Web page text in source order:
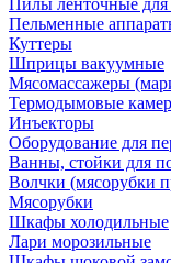
Пилы ленточные для
Пельменные
Куттеры
Шприцы вакуумные
Мясомассажеры
Термодымовые
Инъекторы
Оборудование для
Ванны, стойки для
Волчки (мясорубки
Мясорубки
Шкафы холодильные
Лари морозильные